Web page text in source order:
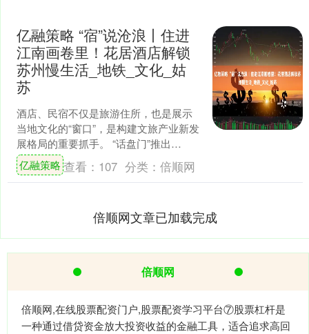
亿融策略 “宿”说沧浪丨住进
江南画卷里！花居酒店解锁
苏州慢生活_地铁_文化_姑
苏
酒店、民宿不仅是旅游住所，也是展示
当地文化的“窗口”，是构建文旅产业新发
展格局的重要抓手。 “话盘门”推出
【“宿”说沧浪】专栏，展现辖区特色酒店
和精品民宿。探索....
亿融策略查看： 107 分类： 倍顺网
倍顺网文章已加载完成
倍顺网
倍顺网,在线股票配资门户,股票配资学习平台⑦股票杠杆是
一种通过借贷资金放大投资收益的金融工具，适合追求高回